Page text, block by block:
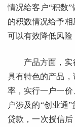
情况给客户“积数
的积数情况给予
可以有效降低风险
产品方面，
具有特色的产品，
率，实行一户一
户涉及的“创业通
贷款，一次授信